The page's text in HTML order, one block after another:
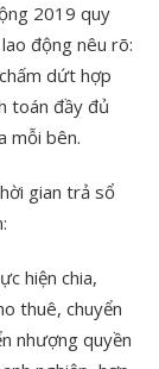
2019 quy
động nêu rõ:
dứt hợp
toán đầy đủ
mỗi bên.
gian trả sổ
hiện chia,
thuê, chuyển
nhượng quyền